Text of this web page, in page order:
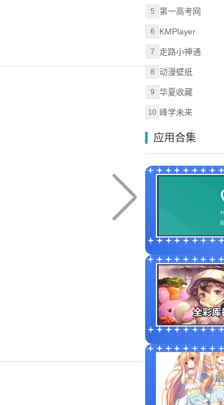
5 第一高考网
6 KMPlayer
7 走路小神通
8 动漫壁纸
9 华夏收藏
10 峰学未来
应用合集